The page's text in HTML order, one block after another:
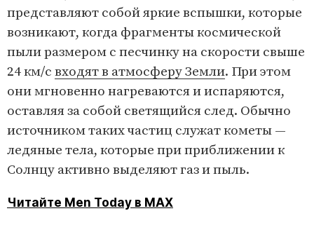
представляют собой яркие вспышки, которые
возникают, когда фрагменты космической
пыли размером с песчинку на скорости свыше
24 км/с входят в атмосферу Земли. При этом
они мгновенно нагреваются и испаряются,
оставляя за собой светящийся след. Обычно
источником таких частиц служат кометы —
ледяные тела, которые при приближении к
Солнцу активно выделяют газ и пыль.
Читайте Men Today в MAX